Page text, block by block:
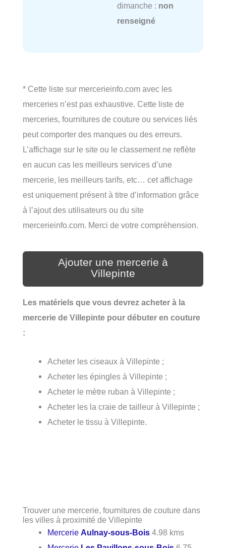
dimanche : non
renseigné
* Cette liste sur mercerieinfo.com avec les
merceries n’est pas exhaustive. Cette liste de
merceries, fournitures de couture ou services liés
peut comporter des manques ou des erreurs.
L’affichage sur le site ou le classement ne reflète
en aucun cas les meilleurs services d’une
mercerie, les meilleurs tarifs, etc… cet affichage
est uniquement présent à titre d’information grâce
à l’ajout des utilisateurs ou du site
mercerieinfo.com. Merci de votre compréhension.
Ajouter une mercerie à
Villepinte
Les matériels que vous devrez acheter à la
mercerie de Villepinte pour débuter en couture
:
Acheter les ciseaux à Villepinte ;
Acheter les épingles à Villepinte ;
Acheter le mètre ruban à Villepinte ;
Acheter les la craie de tailleur à Villepinte ;
Acheter le tissu à Villepinte.
Trouver une mercerie, fournitures de couture dans
les villes à proximité de Villepinte
Mercerie Aulnay-sous-Bois 4.98 kms